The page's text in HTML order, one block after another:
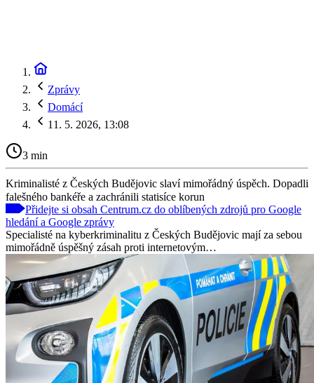
Zprávy
Domácí
11. 5. 2026, 13:08
3 min
Kriminalisté z Českých Budějovic slaví mimořádný úspěch. Dopadli
falešného bankéře a zachránili statisíce korun
Přidejte si obsah Centrum.cz do oblíbených zdrojů pro Google
hledání a Google zprávy
Specialisté na kyberkriminalitu z Českých Budějovic mají za sebou
mimořádně úspěšný zásah proti internetovým…